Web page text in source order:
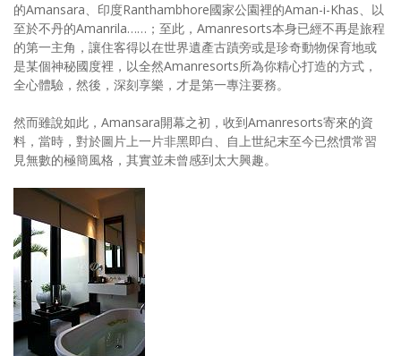
的Amansara、印度Ranthambhore國家公園裡的Aman-i-Khas、以
至於不丹的Amanrila……；至此，Amanresorts本身已經不再是旅程
的第一主角，讓住客得以在世界遺產古蹟旁或是珍奇動物保育地或
是某個神秘國度裡，以全然Amanresorts所為你精心打造的方式，
全心體驗，然後，深刻享樂，才是第一專注要務。
然而雖說如此，Amansara開幕之初，收到Amanresorts寄來的資
料，當時，對於圖片上一片非黑即白、自上世紀末至今已然慣常習
見無數的極簡風格，其實並未曾感到太大興趣。